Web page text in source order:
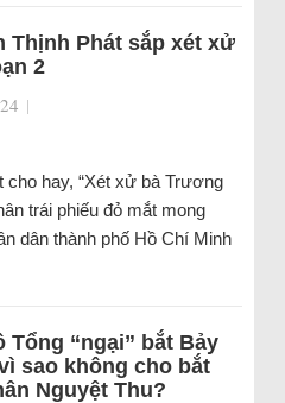
Thịnh Phát sắp xét xử
2
|
cho hay, “Xét xử bà Trương
trái phiếu đỏ mắt mong
dân thành phố Hồ Chí Minh
Tổng “ngại” bắt Bảy
sao không cho bắt
Nguyệt Thu?